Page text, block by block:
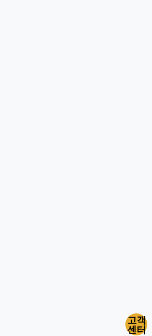
고객
센터